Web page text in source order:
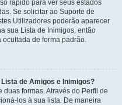
rápido para ver seus estados
Se solicitar ao Suporte de
Utilizadores poderão aparecer
sua Lista de Inimigos, então
de forma padrão.
de Amigos e Inimigos?
formas. Através do Perfil de
los à sua lista. De maneira